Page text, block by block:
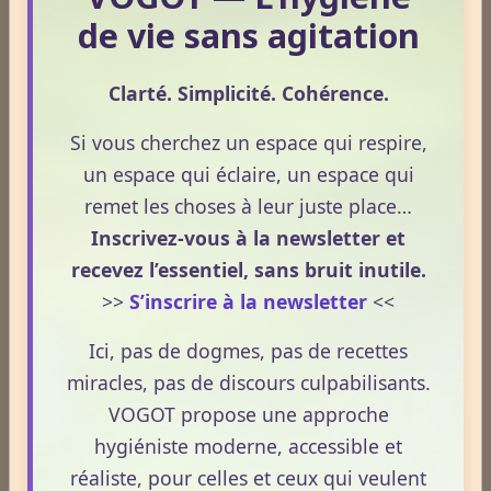
un intérêt grandissant pour ses usages externes et
son interaction avec le système endocannabinoïde.
et conforme à la réglementation française de 2026.
prépare réellement le réveil.
Le 08/04/2026
La nuit n’est pas seulement un moment de repos.
décante et prépare la vitalité du lendemain.
Pourtant, peu de personnes savent réellement ce qui
se joue dans cette période silencieuse.
1 2 3 4 5
de vie sans agitation
Clarté. Simplicité. Cohérence.
Si vous cherchez un espace qui respire,
un espace qui éclaire, un espace qui
remet les choses à leur juste place…
Inscrivez-vous à la newsletter et
recevez l’essentiel, sans bruit inutile.
>> S’inscrire à la newsletter <<
Ici, pas de dogmes, pas de recettes
miracles, pas de discours culpabilisants.
VOGOT propose une approche
hygiéniste moderne, accessible et
réaliste, pour celles et ceux qui veulent